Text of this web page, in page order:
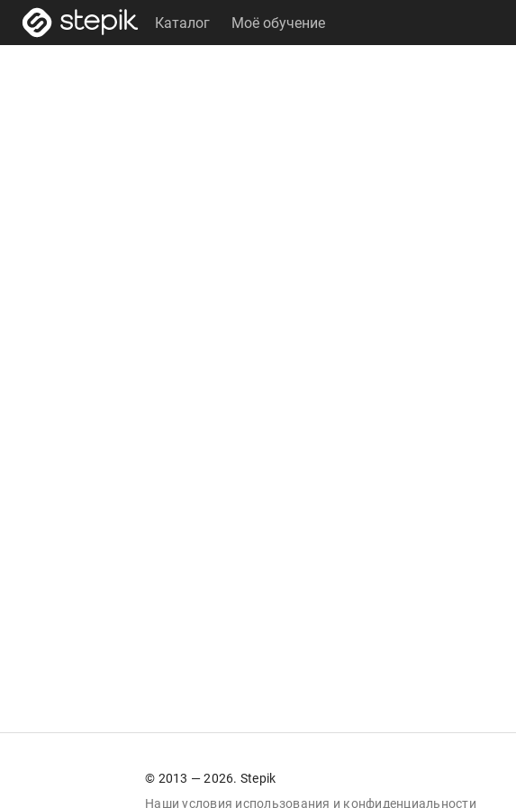
Каталог Моё обучение
© 2013 — 2026. Stepik
Наши условия использования и конфиденциальности